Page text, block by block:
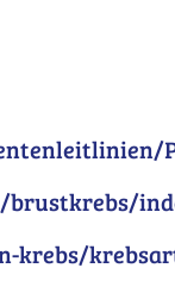
krebs/